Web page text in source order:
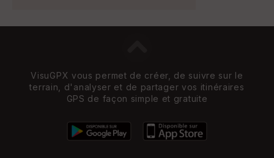
VisuGPX vous permet de créer, de suivre sur le
terrain, d'analyser et de partager vos itinéraires
GPS de façon simple et gratuite